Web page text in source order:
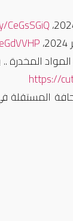
المخدرة ..
https://